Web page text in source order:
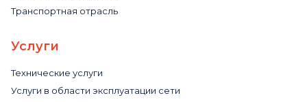
Транспортная отрасль
Услуги
Технические услуги
Услуги в области эксплуатации сети